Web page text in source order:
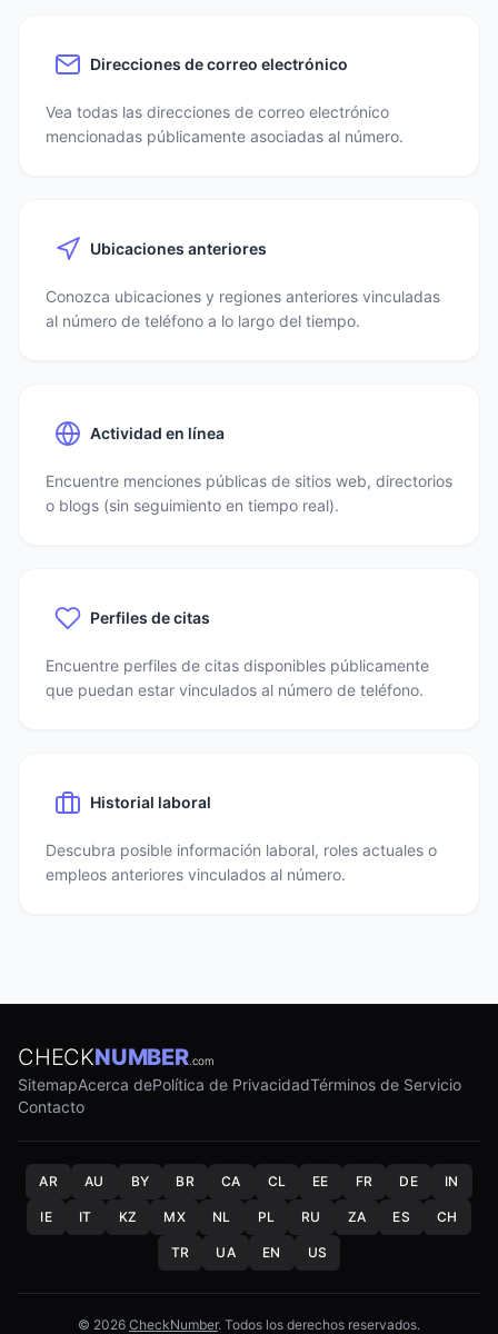
Direcciones de correo electrónico
Vea todas las direcciones de correo electrónico
mencionadas públicamente asociadas al número.
Ubicaciones anteriores
Conozca ubicaciones y regiones anteriores vinculadas
al número de teléfono a lo largo del tiempo.
Actividad en línea
Encuentre menciones públicas de sitios web, directorios
o blogs (sin seguimiento en tiempo real).
Perfiles de citas
Encuentre perfiles de citas disponibles públicamente
que puedan estar vinculados al número de teléfono.
Historial laboral
Descubra posible información laboral, roles actuales o
empleos anteriores vinculados al número.
CHECKNUMBER.com
SitemapAcerca dePolítica de PrivacidadTérminos de Servicio
Contacto
AR AU BY BR CA CL EE FR DE IN
IE IT KZ MX NL PL RU ZA ES CH
TR UA EN US
© 2026 CheckNumber. Todos los derechos reservados.